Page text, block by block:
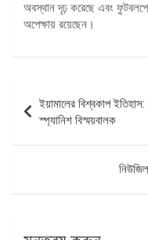
অবস্থান দৃঢ় করেছে এবং
অপেক্ষায় রয়েছেন।
ন্যাভিগেশন
ইয়ামালের বিশ্বকাপ
স্প্যানিশ বিস্ময়বালক